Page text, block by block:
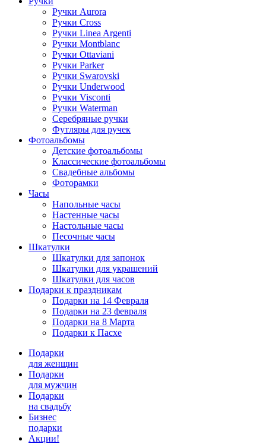
Ручки Aurora
Ручки Cross
Ручки Linea Argenti
Ручки Montblanc
Ручки Ottaviani
Ручки Parker
Ручки Swarovski
Ручки Underwood
Ручки Visconti
Ручки Waterman
Серебряные ручки
Футляры для ручек
Фотоальбомы
Детские фотоальбомы
Классические фотоальбомы
Свадебные альбомы
Фоторамки
Часы
Напольные часы
Настенные часы
Настольные часы
Песочные часы
Шкатулки
Шкатулки для запонок
Шкатулки для украшений
Шкатулки для часов
Подарки к праздникам
Подарки на 14 Февраля
Подарки на 23 февраля
Подарки на 8 Марта
Подарки к Пасхе
Подарки
для женщин
Подарки
для мужчин
Подарки
на свадьбу
Бизнес
подарки
Акции!